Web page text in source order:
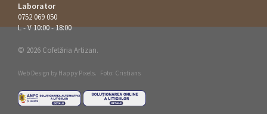
Laborator
0752 069 050
L - V 10:00 - 18:00
© 2026 Cofetăria Artizan.
Web Design by Happy Pixels. Foto: Cristians